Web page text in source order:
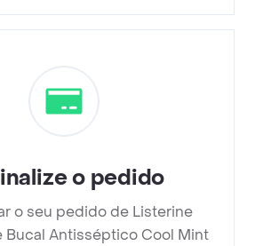
o pedido
o seu pedido de Listerine
Bucal Antisséptico Cool Mint